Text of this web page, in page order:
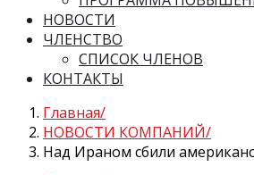
НОВОСТИ
ЧЛЕНСТВО
СПИСОК ЧЛЕНОВ
КОНТАКТЫ
Главная
НОВОСТИ КОМПАНИЙ
Над Ираном сбили